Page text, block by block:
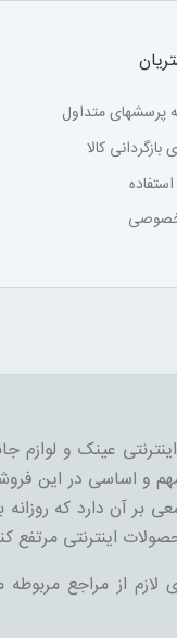
پرسشهای متداول
بازگردانی کالا
عینک و لوازم
و اساسی در این
آن دارد که روزانه
اینترنتی مرتفع
از مراجع مربوطه